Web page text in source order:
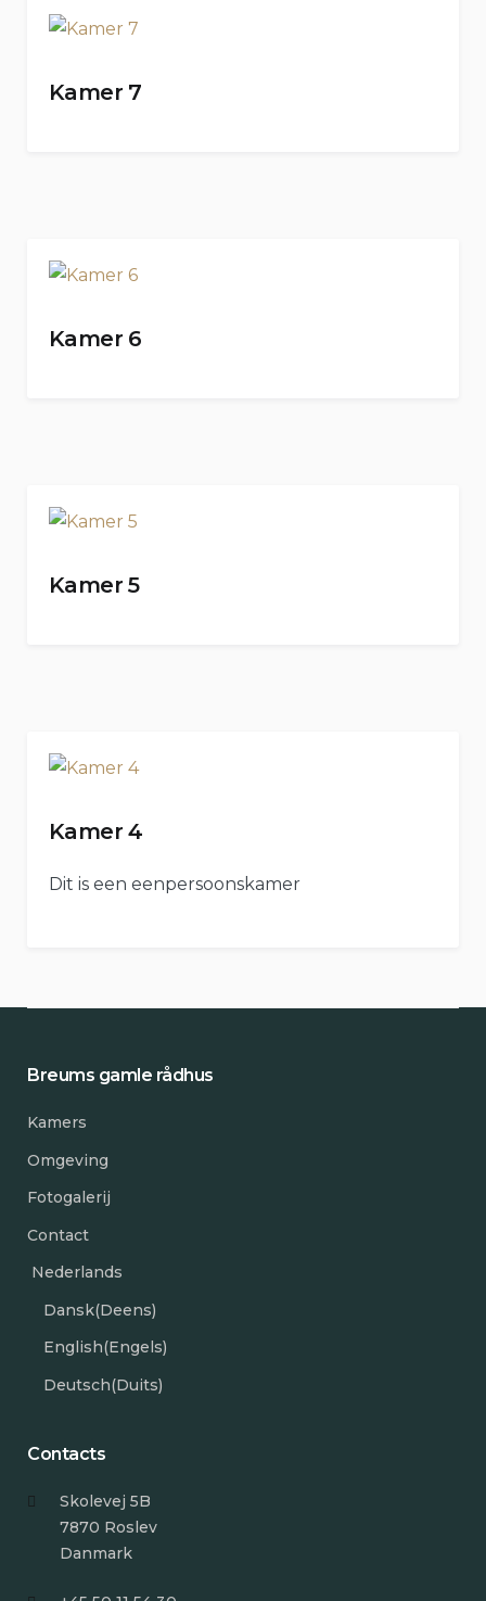
Kamer 7
Kamer 6
Kamer 5
Kamer 4
Dit is een eenpersoonskamer
Breums gamle rådhus
Kamers
Omgeving
Fotogalerij
Contact
Nederlands
Dansk(Deens)
English(Engels)
Deutsch(Duits)
Contacts
Skolevej 5B
7870 Roslev
Danmark